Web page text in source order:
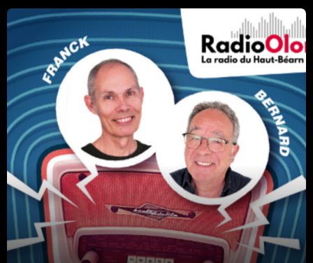
Catégories
Non catégorisé
Sports
ÉMISSIONS À VENIR
Playlists Musicales
19:00 - 00:00
Playlists Musicales